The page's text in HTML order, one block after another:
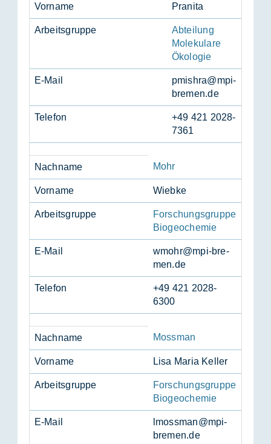
Vor­na­me Pra­ni­ta
Ar­beits­grup­pe
Abteilung
Molekulare
Ökologie
E-Mail
pmishra@mpi-
bre­men.de
Te­le­fon
+49 421 2028-
7361
Nach­na­me Mohr
Vor­na­me Wieb­ke
Ar­beits­grup­pe
Forschungsgruppe
Biogeochemie
E-Mail
wmohr@mpi-bre­
men.de
Te­le­fon
+49 421 2028-
6300
Nach­na­me Mossman
Vor­na­me Lisa Ma­ria Kel­ler
Ar­beits­grup­pe
Forschungsgruppe
Biogeochemie
E-Mail
lmoss­man@mpi-
bre­men.de